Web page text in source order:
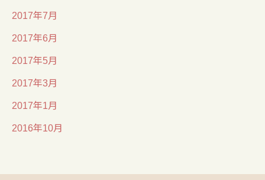
2017年7月
2017年6月
2017年5月
2017年3月
2017年1月
2016年10月